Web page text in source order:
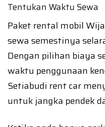
Tentukan Waktu Sewa
Paket rental mobil
sewa semestinya
Dengan pilihan biaya
waktu penggunaan
Setiabudi rent car
untuk jangka pendek